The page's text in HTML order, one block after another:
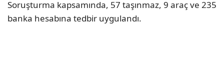
Soruşturma kapsamında, 57 taşınmaz, 9 araç ve 235
banka hesabına tedbir uygulandı.